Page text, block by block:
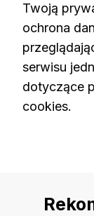
Twoją
ochrona
serwisu
dotyczące
cookies.